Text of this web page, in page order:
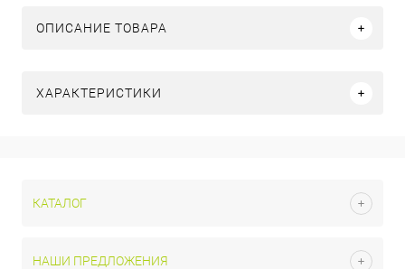
ОПИСАНИЕ ТОВАРА
ХАРАКТЕРИСТИКИ
КАТАЛОГ
НАШИ ПРЕДЛОЖЕНИЯ